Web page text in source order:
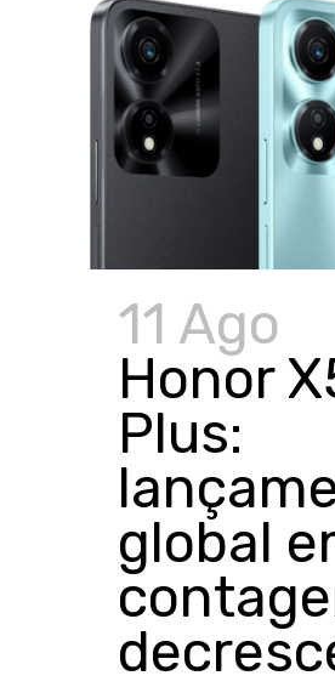
11 Ago
Honor
Plus:
global